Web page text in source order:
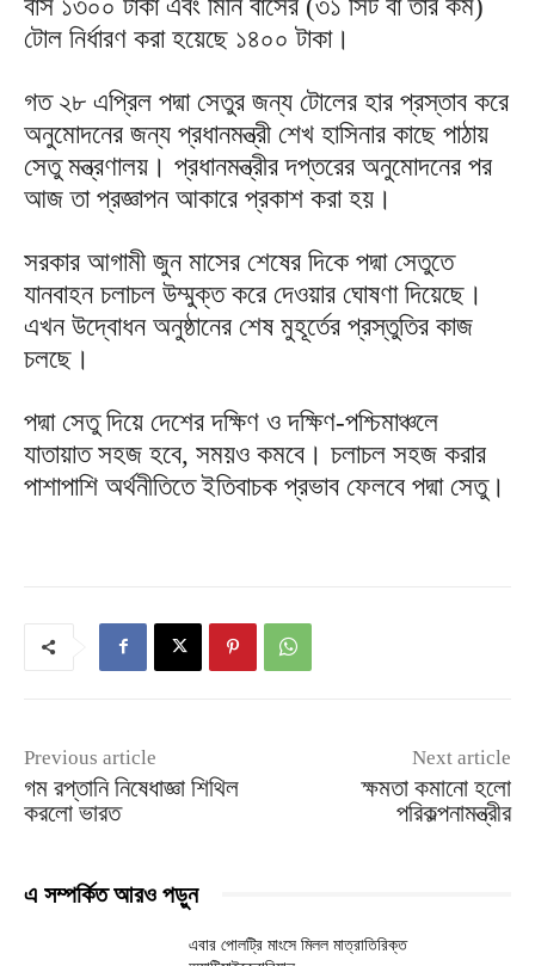
বাস ১৩০০ টাকা এবং মিনি বাসের (৩১ সিট বা তার কম)
টোল নির্ধারণ করা হয়েছে ১৪০০ টাকা।
গত ২৮ এপ্রিল পদ্মা সেতুর জন্য টোলের হার প্রস্তাব করে
অনুমোদনের জন্য প্রধানমন্ত্রী শেখ হাসিনার কাছে পাঠায়
সেতু মন্ত্রণালয়। প্রধানমন্ত্রীর দপ্তরের অনুমোদনের পর
আজ তা প্রজ্ঞাপন আকারে প্রকাশ করা হয়।
সরকার আগামী জুন মাসের শেষের দিকে পদ্মা সেতুতে
যানবাহন চলাচল উম্মুক্ত করে দেওয়ার ঘোষণা দিয়েছে।
এখন উদ্বোধন অনুষ্ঠানের শেষ মুহূর্তের প্রস্তুতির কাজ
চলছে।
পদ্মা সেতু দিয়ে দেশের দক্ষিণ ও দক্ষিণ-পশ্চিমাঞ্চলে
যাতায়াত সহজ হবে, সময়ও কমবে। চলাচল সহজ করার
পাশাপাশি অর্থনীতিতে ইতিবাচক প্রভাব ফেলবে পদ্মা সেতু।
Previous article
গম রপ্তানি নিষেধাজ্ঞা শিথিল
করলো ভারত
Next article
ক্ষমতা কমানো হলো
পরিকল্পনামন্ত্রীর
এ সম্পর্কিত আরও পড়ুন
এবার পোলট্রি মাংসে মিলল মাত্রাতিরিক্ত